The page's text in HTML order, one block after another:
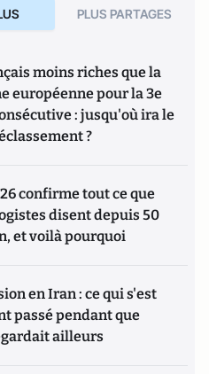
PLUS PARTAGES
moins riches que la
européenne pour la 3e
: jusqu'où ira le
?
confirme tout ce que
disent depuis 50
et voilà pourquoi
en Iran : ce qui s'est
passé pendant que
ailleurs